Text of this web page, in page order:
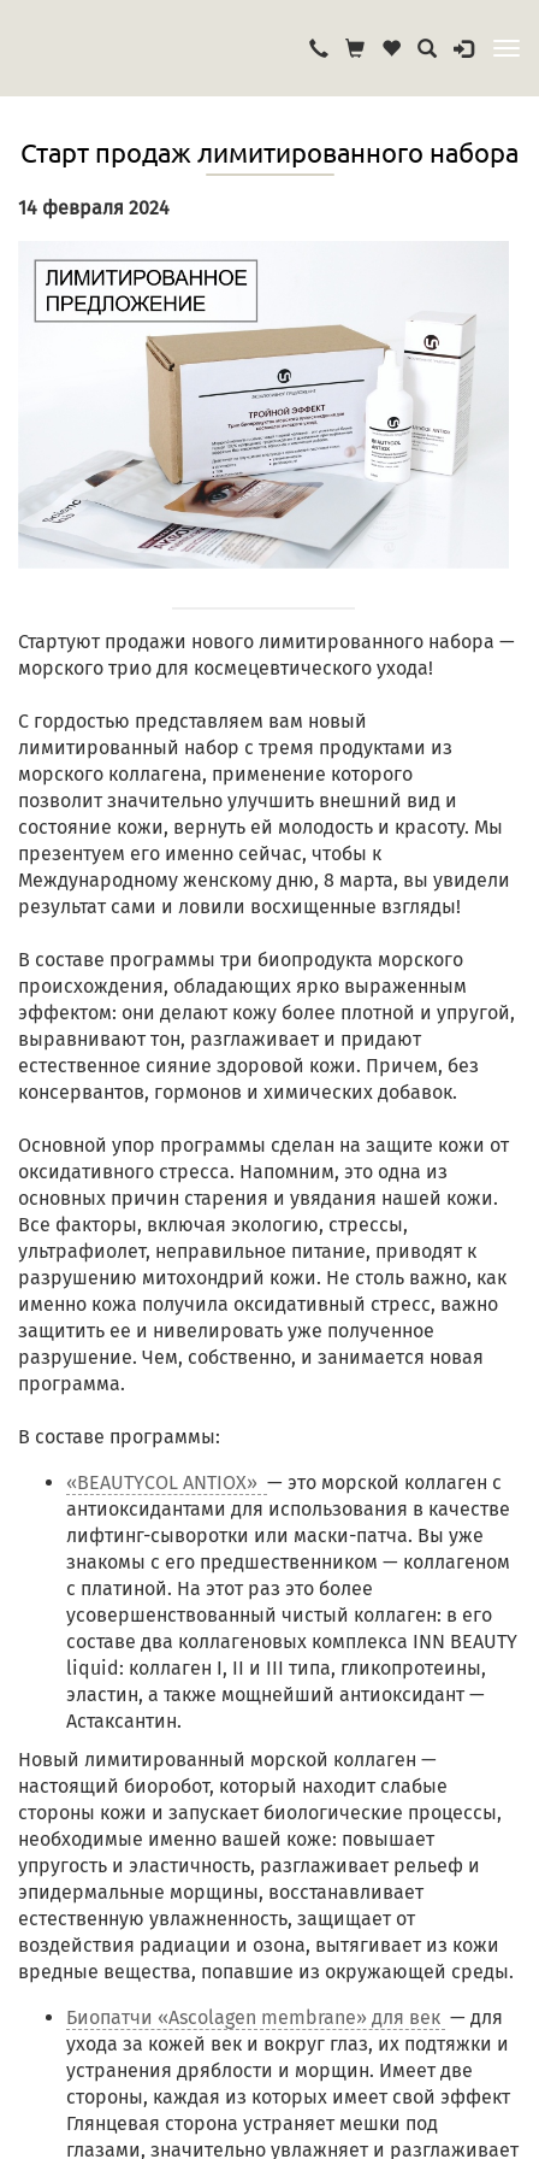
Старт продаж лимитированного набора
14 февраля 2024
Стартуют продажи нового лимитированного набора —
морского трио для космецевтического ухода!
С гордостью представляем вам новый
лимитированный набор с тремя продуктами из
морского коллагена, применение которого
позволит значительно улучшить внешний вид и
состояние кожи, вернуть ей молодость и красоту. Мы
презентуем его именно сейчас, чтобы к
Международному женскому дню, 8 марта, вы увидели
результат сами и ловили восхищенные взгляды!
В составе программы три биопродукта морского
происхождения, обладающих ярко выраженным
эффектом: они делают кожу более плотной и упругой,
выравнивают тон, разглаживает и придают
естественное сияние здоровой кожи. Причем, без
консервантов, гормонов и химических добавок.
Основной упор программы сделан на защите кожи от
оксидативного стресса. Напомним, это одна из
основных причин старения и увядания нашей кожи.
Все факторы, включая экологию, стрессы,
ультрафиолет, неправильное питание, приводят к
разрушению митохондрий кожи. Не столь важно, как
именно кожа получила оксидативный стресс, важно
защитить ее и нивелировать уже полученное
разрушение. Чем, собственно, и занимается новая
программа.
В составе программы:
«BEAUTYCOL ANTIOX» — это морской коллаген с
антиоксидантами для использования в качестве
лифтинг-сыворотки или маски-патча. Вы уже
знакомы с его предшественником — коллагеном
с платиной. На этот раз это более
усовершенствованный чистый коллаген: в его
составе два коллагеновых комплекса INN BEAUTY
liquid: коллаген I, II и III типа, гликопротеины,
эластин, а также мощнейший антиоксидант —
Астаксантин.
Новый лимитированный морской коллаген —
настоящий биоробот, который находит слабые
стороны кожи и запускает биологические процессы,
необходимые именно вашей коже: повышает
упругость и эластичность, разглаживает рельеф и
эпидермальные морщины, восстанавливает
естественную увлажненность, защищает от
воздействия радиации и озона, вытягивает из кожи
вредные вещества, попавшие из окружающей среды.
Биопатчи «Ascolagen membrane» для век — для
ухода за кожей век и вокруг глаз, их подтяжки и
устранения дряблости и морщин. Имеет две
стороны, каждая из которых имеет свой эффект
Глянцевая сторона устраняет мешки под
глазами, значительно увлажняет и разглаживает